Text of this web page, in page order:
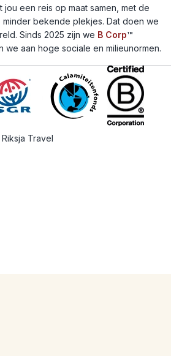
jou een reis op maat samen, met de
bekende plekjes. Dat doen we
Sinds 2025 zijn we B Corp™
aan hoge sociale en milieunormen.
Travel